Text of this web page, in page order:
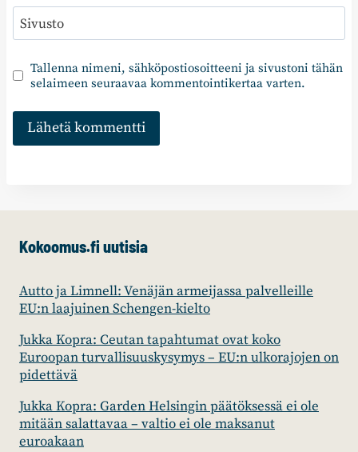
Sivusto
Tallenna nimeni, sähköpostiosoitteeni ja sivustoni tähän
selaimeen seuraavaa kommentointikertaa varten.
Kokoomus.fi uutisia
Autto ja Limnell: Venäjän armeijassa palvelleille
EU:n laajuinen Schengen-kielto
Jukka Kopra: Ceutan tapahtumat ovat koko
Euroopan turvallisuuskysymys – EU:n ulkorajojen on
pidettävä
Jukka Kopra: Garden Helsingin päätöksessä ei ole
mitään salattavaa – valtio ei ole maksanut
euroakaan